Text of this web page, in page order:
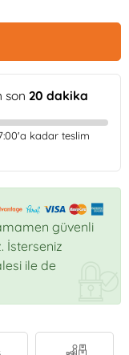
son 20 dakika
'a kadar teslim
güvenli
İsterseniz
ile de